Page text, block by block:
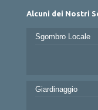
Alcuni dei Nostri
Sgombro Locale
Giardinaggio